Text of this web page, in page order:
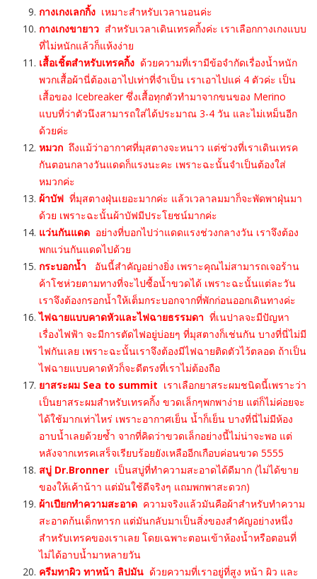
กางเกงเลกกิ้ง เหมาะสำหรับเวลานอนค่ะ
กางเกงขายาว สำหรับเวลาเดินเทรคกิ้งค่ะ เราเลือกกางเกงแบบ
ที่ไม่หนักแล้วก็แห้งง่าย
เสื้อเชิ้ตสำหรับเทรคกิ้ง ด้วยความที่เรามีข้อจำกัดเรื่องน้ำหนัก
พวกเสื้อผ้านี่ต้องเอาไปเท่าที่จำเป็น เราเอาไปแค่ 4 ตัวค่ะ เป็น
เสื้อของ Icebreaker ซึ่งเสื้อทุกตัวทำมาจากขนของ Merino
แบบที่ว่าตัวนึงสามารถใส่ได้ประมาณ 3-4 วัน และไม่เหม็นอีก
ด้วยค่ะ
หมวก ถึงแม้ว่าอากาศที่มุสตางจะหนาว แต่ช่วงที่เราเดินเทรค
กันตอนกลางวันแดดก็แรงนะคะ เพราะฉะนั้นจำเป็นต้องใส่
หมวกค่ะ
ผ้าบัฟ ที่มุสตางฝุ่นเยอะมากค่ะ แล้วเวลาลมมาก็จะพัดพาฝุ่นมา
ด้วย เพราะฉะนั้นผ้าบัฟมีประโยชน์มากค่ะ
แว่นกันแดด อย่างที่บอกไปว่าแดดแรงช่วงกลางวัน เราจึงต้อง
พกแว่นกันแดดไปด้วย
กระบอกน้ำ
อันนี้สำคัญอย่างยิ่ง เพราะคุณไม่สามารถเจอร้าน
ค้าโชห่วยตามทางที่จะไปซื้อน้ำขวดได้ เพราะฉะนั้นแต่ละวัน
เราจึงต้องกรอกน้ำให้เต็มกระบอกจากที่พักก่อนออกเดินทางค่ะ
ไฟฉายแบบคาดหัวและไฟฉายธรรมดา ที่เนปาลจะมีปัญหา
เรื่องไฟฟ้า จะมีการตัดไฟอยู่บ่อยๆ ที่มุสตางก็เช่นกัน บางที่นี่ไม่มี
ไฟกันเลย เพราะฉะนั้นเราจึงต้องมีไฟฉายติดตัวไว้ตลอด ถ้าเป็น
ไฟฉายแบบคาดหัวก็จะดีตรงที่เราไม่ต้องถือ
ยาสระผม Sea to summit เราเลือกยาสระผมชนิดนี้เพราะว่า
เป็นยาสระผมสำหรับเทรคกิ้ง ขวดเล็กๆพกพาง่าย แต่ก็ไม่ค่อยจะ
ได้ใช้มากเท่าไหร่ เพราะอากาศเย็น น้ำก็เย็น บางที่นี่ไม่มีห้อง
อาบน้ำเลยด้วยซ้ำ จากที่คิดว่าขวดเล็กอย่างนี้ไม่น่าจะพอ แต่
หลังจากเทรคเสร็จเรียบร้อยยังเหลืออีกเกือบค่อนขวด 5555
สบู่ Dr.Bronner เป็นสบู่ที่ทำความสะอาดได้ดีมาก (ไม่ได้ขาย
ของให้เค้าน้าา แต่มันใช้ดีจริงๆ แถมพกพาสะดวก)
ผ้าเปียกทำความสะอาด ความจริงแล้วมันคือผ้าสำหรับทำความ
สะอาดก้นเด็กทารก แต่มันกลับมาเป็นสิ่งของสำคัญอย่างหนึ่ง
สำหรับเทรคของเราเลย โดยเฉพาะตอนเข้าห้องน้ำหรือตอนที่
ไม่ได้อาบน้ำมาหลายวัน
ครีมทาผิว ทาหน้า ลิปมัน ด้วยความที่เราอยู่ที่สูง หน้า ผิว และ